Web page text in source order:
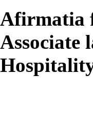
Afirmatia
Associate